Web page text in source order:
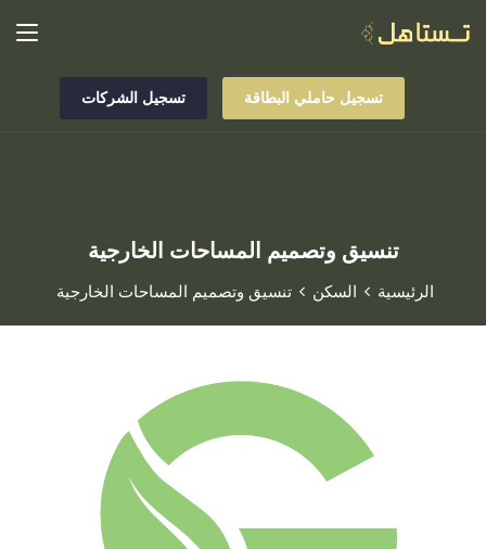
تسجيل حاملي البطاقة تسجيل الشركات
تنسيق وتصميم المساحات الخارجية
الرئيسية السكن تنسيق وتصميم المساحات الخارجية